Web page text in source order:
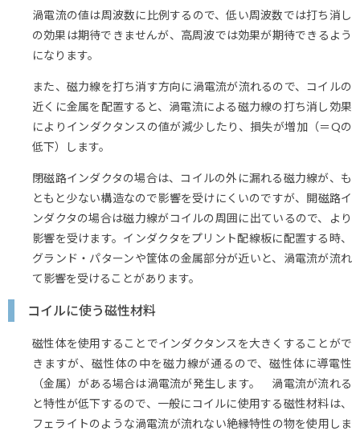
渦電流の値は周波数に比例するので、低い周波数では打ち消し
の効果は期待できませんが、高周波では効果が期待できるよう
になります。
また、磁力線を打ち消す方向に渦電流が流れるので、コイルの
近くに金属を配置すると、渦電流による磁力線の打ち消し効果
によりインダクタンスの値が減少したり、損失が増加（＝Qの
低下）します。
閉磁路インダクタの場合は、コイルの外に漏れる磁力線が、も
ともと少ない構造なので影響を受けにくいのですが、開磁路イ
ンダクタの場合は磁力線がコイルの周囲に出ているので、より
影響を受けます。インダクタをプリント配線板に配置する時、
グランド・パターンや筐体の金属部分が近いと、渦電流が流れ
て影響を受けることがあります。
コイルに使う磁性材料
磁性体を使用することでインダクタンスを大きくすることがで
きますが、磁性体の中を磁力線が通るので、磁性体に導電性
（金属）がある場合は渦電流が発生します。 渦電流が流れる
と特性が低下するので、一般にコイルに使用する磁性材料は、
フェライトのような渦電流が流れない絶縁特性の物を使用しま